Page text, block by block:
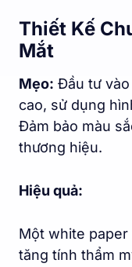
Thiết Kế
Mắt
Mẹo: Đầu tư
cao, sử dụng
Đảm bảo màu
thương hiệu.
Hiệu quả:
Một white
tăng tính thẩm